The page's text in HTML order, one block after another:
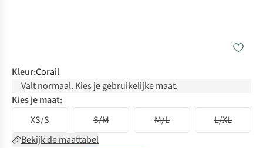
Kleur:Corail
Valt normaal. Kies je gebruikelijke maat.
Kies je maat:
XS/S
S/M M/L
L/XL
Bekijk de maattabel